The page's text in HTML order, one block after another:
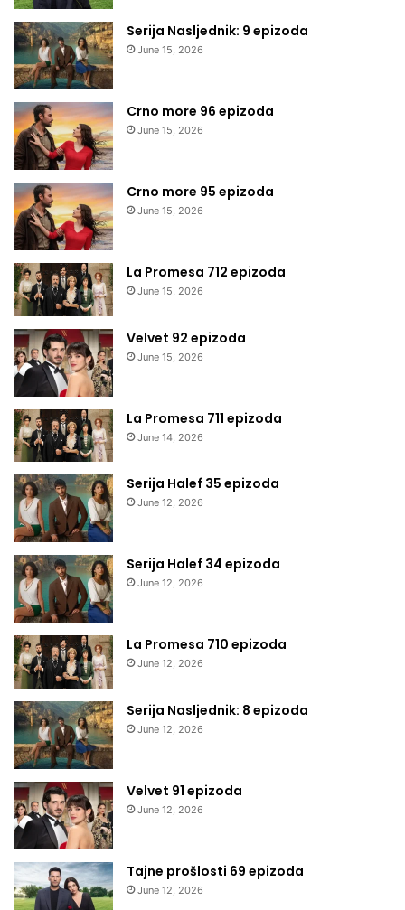
Serija Nasljednik: 9 epizoda
June 15, 2026
Crno more 96 epizoda
June 15, 2026
Crno more 95 epizoda
June 15, 2026
La Promesa 712 epizoda
June 15, 2026
Velvet 92 epizoda
June 15, 2026
La Promesa 711 epizoda
June 14, 2026
Serija Halef 35 epizoda
June 12, 2026
Serija Halef 34 epizoda
June 12, 2026
La Promesa 710 epizoda
June 12, 2026
Serija Nasljednik: 8 epizoda
June 12, 2026
Velvet 91 epizoda
June 12, 2026
Tajne prošlosti 69 epizoda
June 12, 2026